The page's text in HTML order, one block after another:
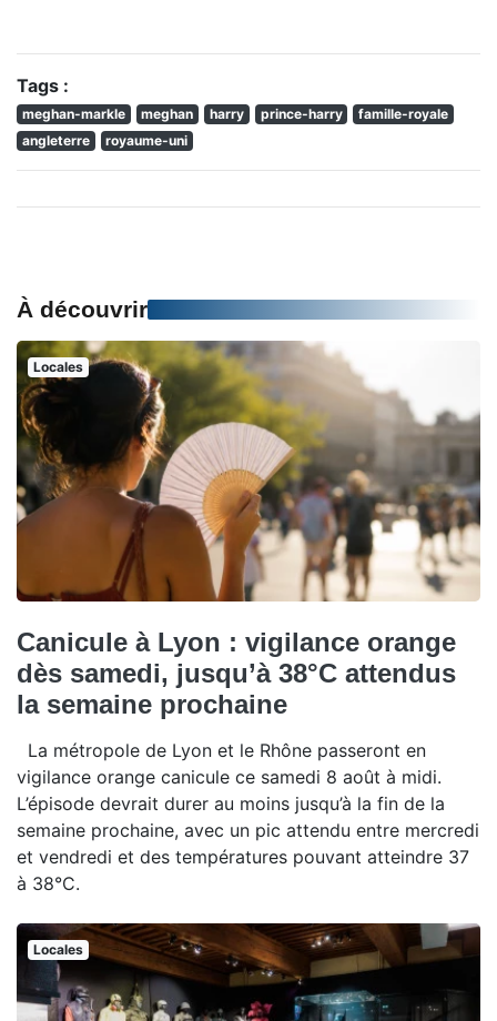
Tags :
meghan-markle meghan harry prince-harry
famille-royale
angleterre
royaume-uni
À découvrir
Locales
Canicule à Lyon : vigilance orange
dès samedi, jusqu’à 38°C attendus
la semaine prochaine
La métropole de Lyon et le Rhône passeront en
vigilance orange canicule ce samedi 8 août à midi.
L’épisode devrait durer au moins jusqu’à la fin de la
semaine prochaine, avec un pic attendu entre mercredi
et vendredi et des températures pouvant atteindre 37
à 38°C.
Locales